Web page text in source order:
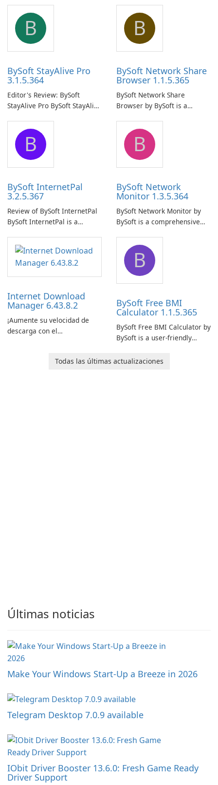
B
BySoft StayAlive Pro
3.1.5.364
Editor's Review: BySoft
StayAlive Pro BySoft StayAlive
application designed to
ensure the continuous and
uninterrupted operation of
your computer system.
B
BySoft Network Share
Browser 1.1.5.365
BySoft Network Share
Browser by BySoft is a
application that allows users
to easily browse and manage
shared folders on their
network.
B
BySoft InternetPal
3.2.5.367
Review of BySoft InternetPal
BySoft InternetPal is a
application designed to
monitor your internet
connection and provide real-
time insights into its
B
BySoft Network
Monitor 1.3.5.364
BySoft Network Monitor by
BySoft is a comprehensive
designed to help businesses
effectively manage their
network infrastructure.
Internet Download
Manager 6.43.8.2
¡Aumente su velocidad de
descarga con el
B
BySoft Free BMI
Calculator 1.1.5.365
BySoft Free BMI Calculator by
BySoft is a user-friendly
designed to help you
Todas las últimas actualizaciones
Últimas noticias
Make Your Windows Start-Up a Breeze in 2026
Telegram Desktop 7.0.9 available
IObit Driver Booster 13.6.0: Fresh Game Ready
Driver Support